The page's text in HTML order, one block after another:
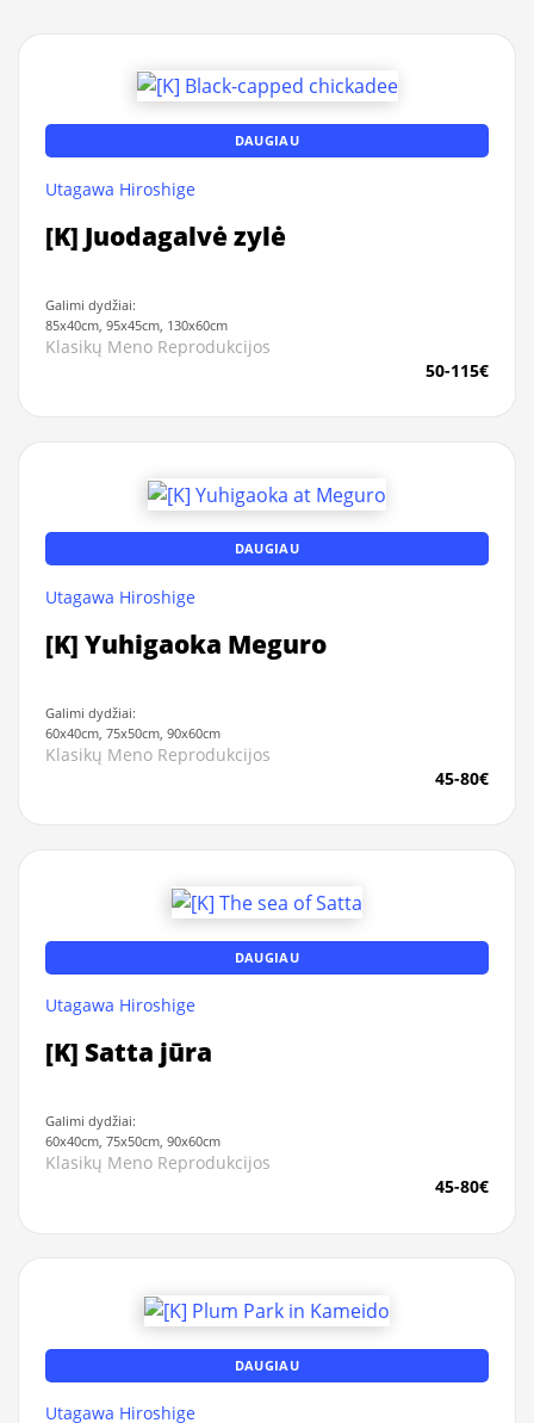
DAUGIAU
Utagawa Hiroshige
[K] Juodagalvė zylė
Galimi dydžiai:
85x40cm, 95x45cm, 130x60cm
Klasikų Meno Reprodukcijos
50-115€
DAUGIAU
Utagawa Hiroshige
[K] Yuhigaoka Meguro
Galimi dydžiai:
60x40cm, 75x50cm, 90x60cm
Klasikų Meno Reprodukcijos
45-80€
DAUGIAU
Utagawa Hiroshige
[K] Satta jūra
Galimi dydžiai:
60x40cm, 75x50cm, 90x60cm
Klasikų Meno Reprodukcijos
45-80€
DAUGIAU
Utagawa Hiroshige